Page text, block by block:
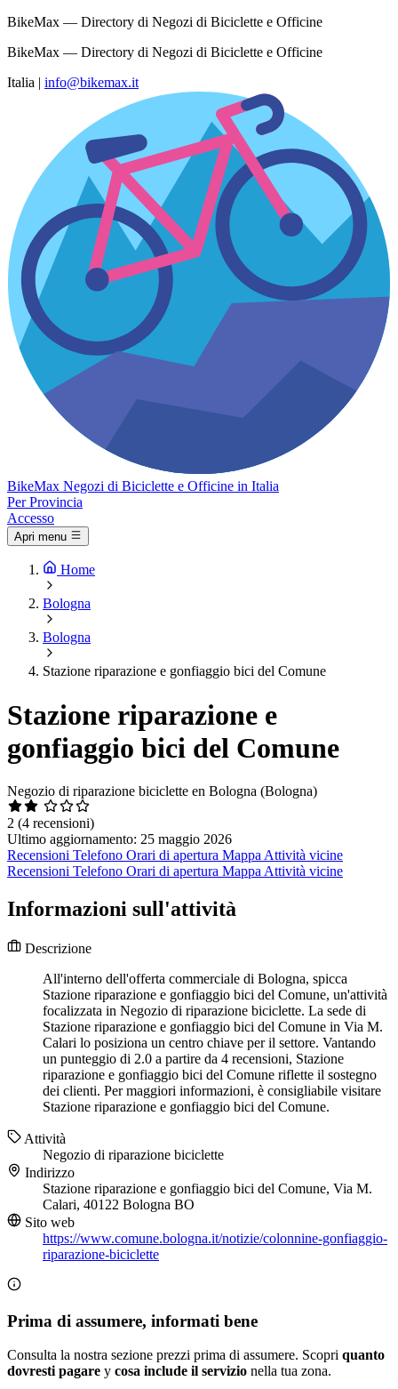
BikeMax — Directory di Negozi di Biciclette e Officine
BikeMax — Directory di Negozi di Biciclette e Officine
Italia | info@bikemax.it
BikeMax Negozi di Biciclette e Officine in Italia
Per Provincia
Accesso
Apri menu
Home
Bologna
Bologna
Stazione riparazione e gonfiaggio bici del Comune
Stazione riparazione e
gonfiaggio bici del Comune
Negozio di riparazione biciclette en Bologna (Bologna)
2 (4 recensioni)
Ultimo aggiornamento: 25 maggio 2026
Recensioni Telefono Orari di apertura Mappa Attività vicine
Recensioni Telefono Orari di apertura Mappa Attività vicine
Informazioni sull'attività
Descrizione
All'interno dell'offerta commerciale di Bologna, spicca
Stazione riparazione e gonfiaggio bici del Comune, un'attività
focalizzata in Negozio di riparazione biciclette. La sede di
Stazione riparazione e gonfiaggio bici del Comune in Via M.
Calari lo posiziona un centro chiave per il settore. Vantando
un punteggio di 2.0 a partire da 4 recensioni, Stazione
riparazione e gonfiaggio bici del Comune riflette il sostegno
dei clienti. Per maggiori informazioni, è consigliabile visitare
Stazione riparazione e gonfiaggio bici del Comune.
Attività
Negozio di riparazione biciclette
Indirizzo
Stazione riparazione e gonfiaggio bici del Comune, Via M.
Calari, 40122 Bologna BO
Sito web
https://www.comune.bologna.it/notizie/colonnine-gonfiaggio-
riparazione-biciclette
Prima di assumere, informati bene
Consulta la nostra sezione prezzi prima di assumere. Scopri quanto
dovresti pagare y cosa include il servizio nella tua zona.